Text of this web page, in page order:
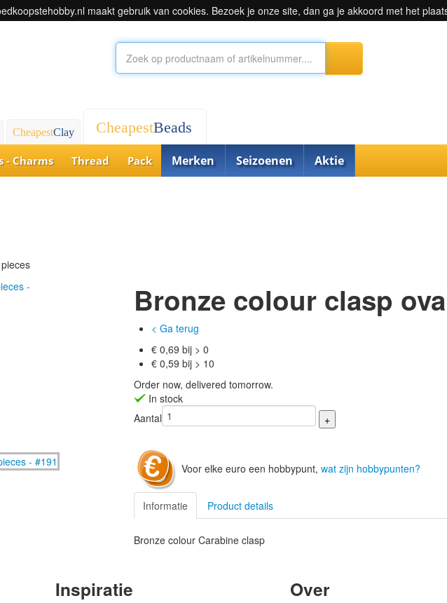
maakt gebruik van cookies. Bezoek je onze site, dan ga je akkoord met het
CheapestClay CheapestBeads
- Charms Thread Pack Merken Seizoenen Aktie
Bronze colour clasp
< Ga terug
€ 0,69 bij > 0
€ 0,59 bij > 10
Order now, delivered tomorrow.
In stock
Aantal
Voor elke euro een hobbypunt, wat zijn hobbypunten?
Informatie Product details
Bronze colour Carabine clasp
Inspiratie
Over